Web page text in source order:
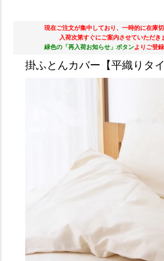
現在ご注文が集中しており、一時的に在庫切
入荷次第すぐにご案内させていただき
緑色の「再入荷お知らせ」ボタンよりご登
掛ふとんカバー【平織りタ